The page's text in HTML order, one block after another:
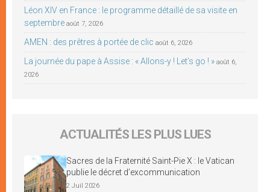
Léon XIV en France : le programme détaillé de sa visite en
septembre août 7, 2026
AMEN : des prêtres à portée de clic août 6, 2026
La journée du pape à Assise : « Allons-y ! Let’s go ! » août 6,
2026
ACTUALITÉS LES PLUS LUES
Sacres de la Fraternité Saint-Pie X : le Vatican
publie le décret d’excommunication
2 Juil 2026